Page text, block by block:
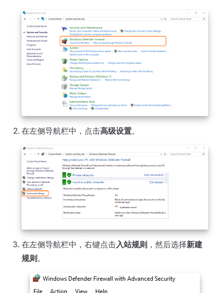
在左侧导航栏中，点击高级设置。
在左侧导航栏中，右键点击入站规则 ，然后选择新建
规则。